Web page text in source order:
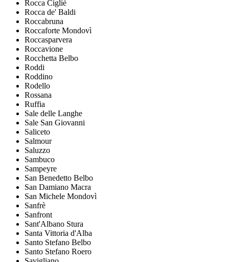
Rocca Cigliè
Rocca de' Baldi
Roccabruna
Roccaforte Mondovì
Roccasparvera
Roccavione
Rocchetta Belbo
Roddi
Roddino
Rodello
Rossana
Ruffia
Sale delle Langhe
Sale San Giovanni
Saliceto
Salmour
Saluzzo
Sambuco
Sampeyre
San Benedetto Belbo
San Damiano Macra
San Michele Mondovì
Sanfrè
Sanfront
Sant'Albano Stura
Santa Vittoria d'Alba
Santo Stefano Belbo
Santo Stefano Roero